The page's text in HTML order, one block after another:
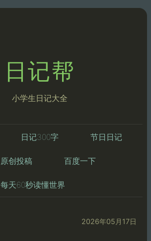
日记帮
小学生日记大全
日记300字 节日日记
原创投稿 百度一下
每天60秒读懂世界
2026年05月17日